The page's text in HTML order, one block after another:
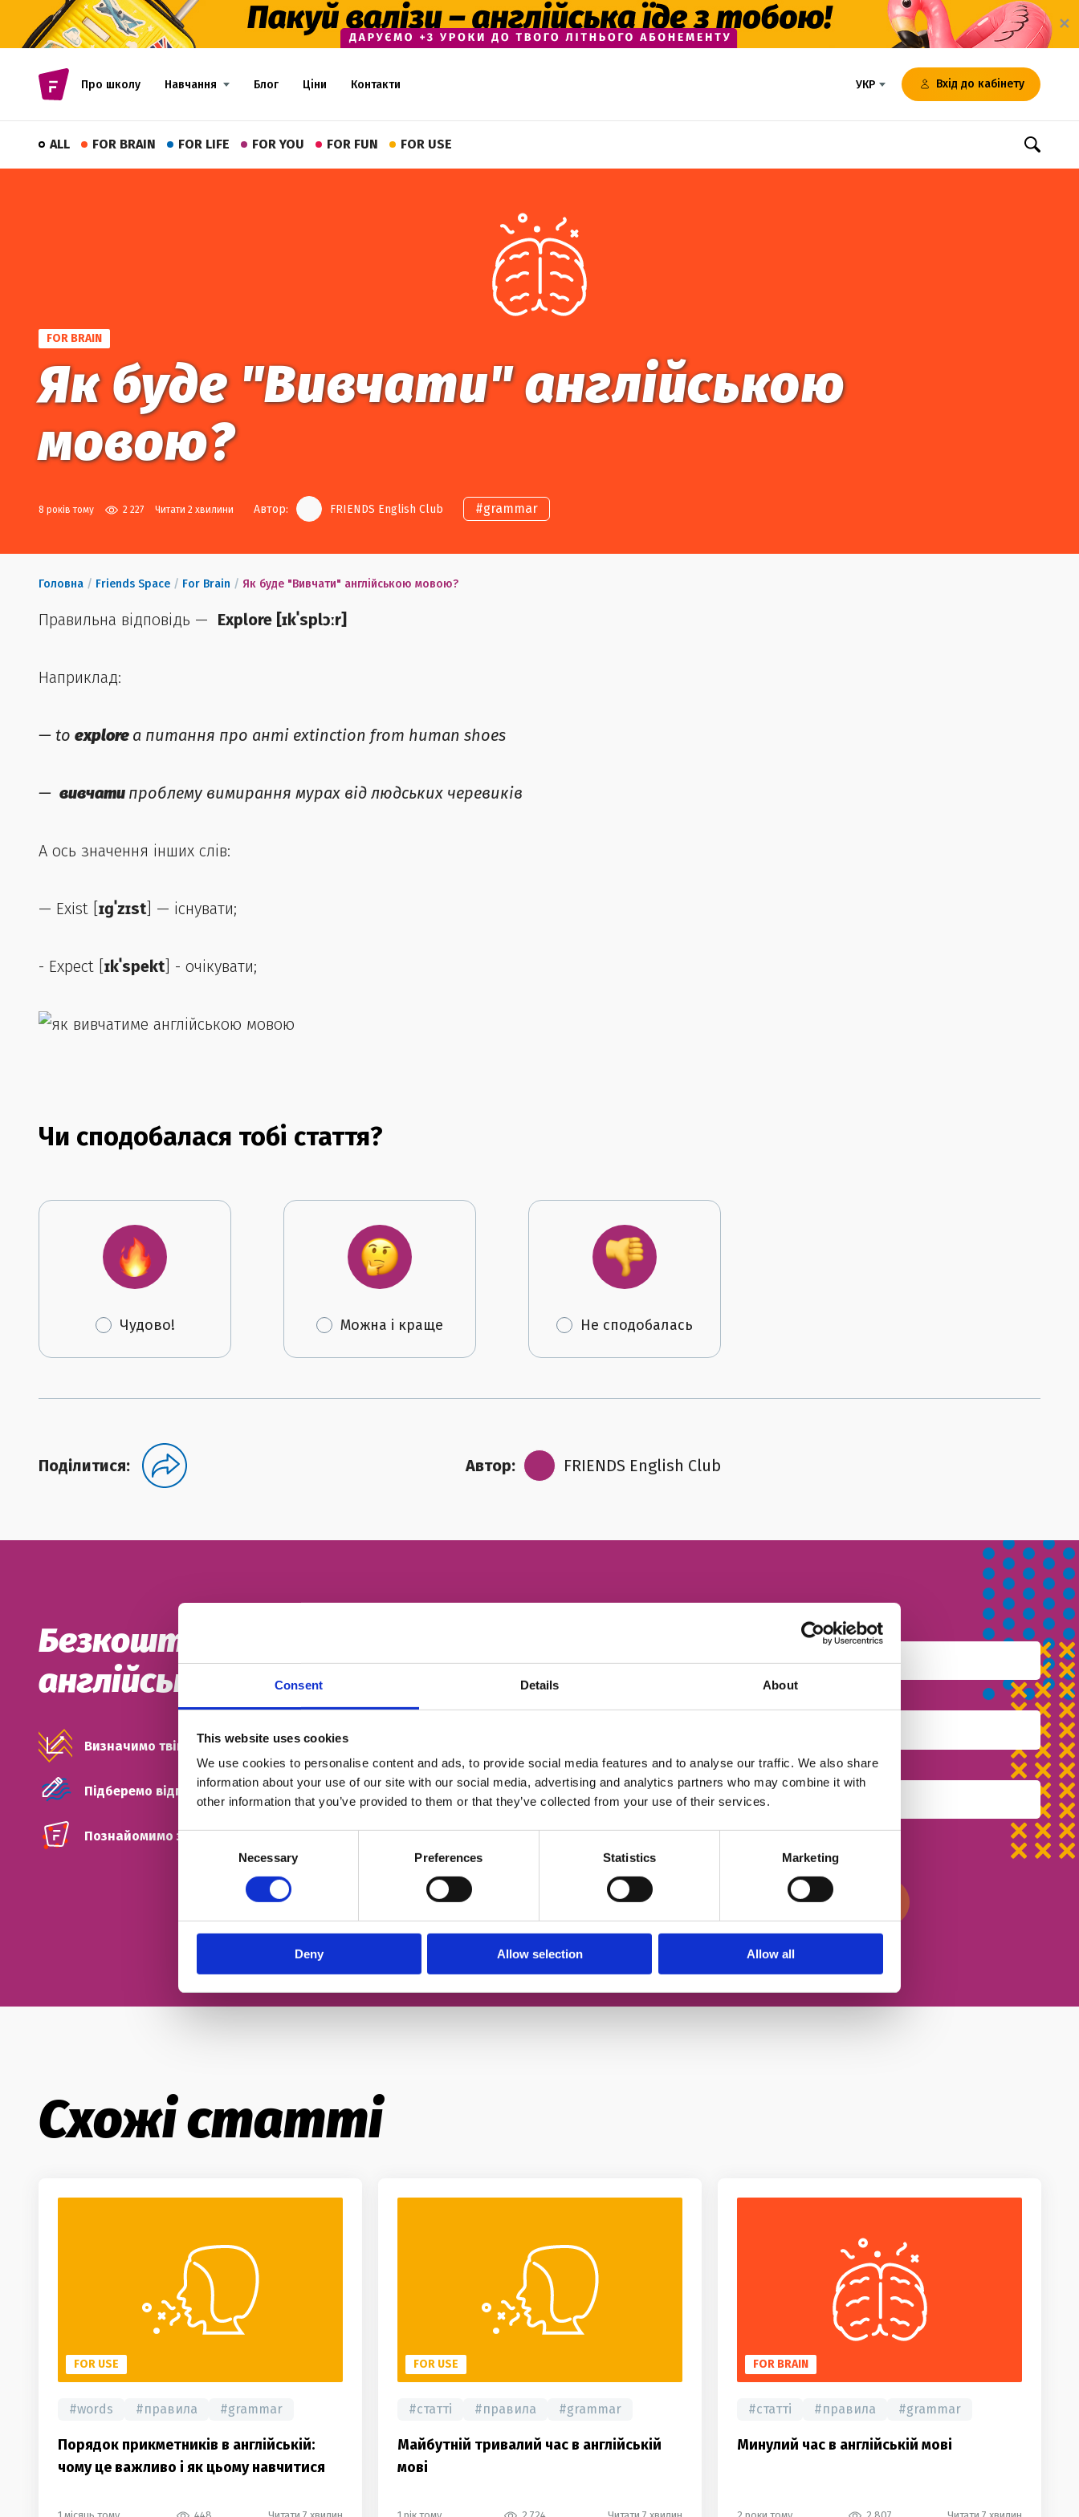
Consent Details About
This website uses cookies
We use cookies to personalise content and ads, to provide social media features and to analyse our traffic. We also share
information about your use of our site with our social media, advertising and analytics partners who may combine it with
other information that you’ve provided to them or that they’ve collected from your use of their services.
Consent
Necessary Preferences Statistics Marketing
Deny Allow selection Allow all
✕
Про школу Навчання Блог Ціни Контакти УКР Вхід до кабінету
ALL FOR BRAIN FOR LIFE FOR YOU FOR FUN FOR USE
FOR BRAIN
Як буде "Вивчати" англійською
мовою?
8 років тому 2 227 Читати 2 хвилини Автор: FRIENDS English Club #grammar
Головна / Friends Space / For Brain / Як буде "Вивчати" англійською мовою?
Правильна відповідь — Explore [ɪkˈsplɔːr]
Наприклад:
— to explore a питання про анті extinction from human shoes
— вивчати проблему вимирання мурах від людських черевиків
А ось значення інших слів:
— Exist [ ɪɡˈzɪst] — існувати;
- Expect [ ɪkˈspekt] - очікувати;
Чи сподобалася тобі стаття?
Чудово! Можна і краще Не сподобалась
Поділитися: Автор: FRIENDS English Club
Безкоштовний пробний урок
англійської
Визначимо твій рівень
Підберемо відповідний тип занять
Познайомимо з твоїм майбутнім френд-тічером
ЕЛЕКТРОННА ПОШТА
Записатися на урок
Схожі статті
FOR USE
#words #правила #grammar
Порядок прикметників в англійській:
чому це важливо і як цьому навчитися
FOR USE
#статті #правила #grammar
Майбутній тривалий час в англійській
мові
FOR BRAIN
#статті #правила #grammar
Минулий час в англійській мові